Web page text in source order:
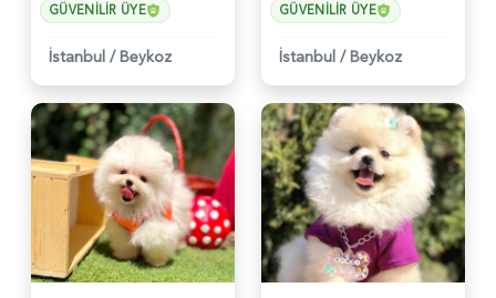
GÜVENILIR ÜYE
İstanbul / Beykoz
GÜVENILIR ÜYE
İstanbul / Beykoz